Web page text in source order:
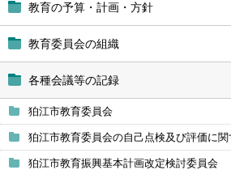
教育の予算・計画・方針
教育委員会の組織
各種会議等の記録
狛江市教育委員会
狛江市教育委員会の自己点検及び評価に
狛江市教育振興基本計画改定検討委員会